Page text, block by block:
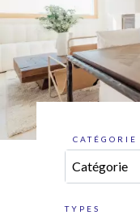
CATÉGORIE
Catégorie
TYPES